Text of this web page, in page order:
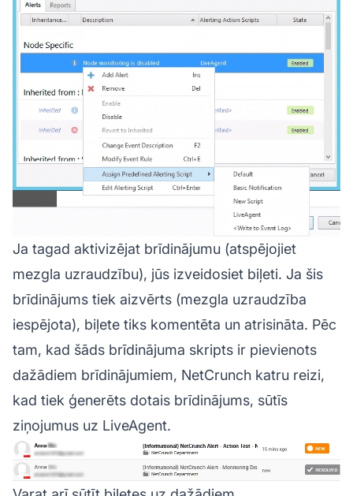
Ja tagad aktivizējat brīdinājumu (atspējojiet
mezgla uzraudzību), jūs izveidosiet biļeti. Ja šis
brīdinājums tiek aizvērts (mezgla uzraudzība
iespējota), biļete tiks komentēta un atrisināta. Pēc
tam, kad šāds brīdinājuma skripts ir pievienots
dažādiem brīdinājumiem, NetCrunch katru reizi,
kad tiek ģenerēts dotais brīdinājums, sūtīs
ziņojumus uz LiveAgent.